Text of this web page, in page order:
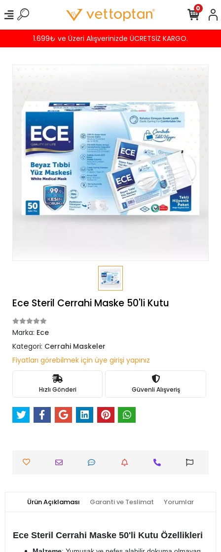
1.699₺ ve Üzeri Alışverinizde ÜCRETSİZ KARGO.
0
Ece Steril Cerrahi Maske 50'li Kutu
Marka: Ece
Kategori: Cerrahi Maskeler
Fiyatları görebilmek için üye girişi yapınız
Hızlı Gönderi Güvenli Alışveriş
Ürün Açıklaması Garanti ve Teslimat Yorumlar
Ece Steril Cerrahi Maske 50'li Kutu Özellikleri